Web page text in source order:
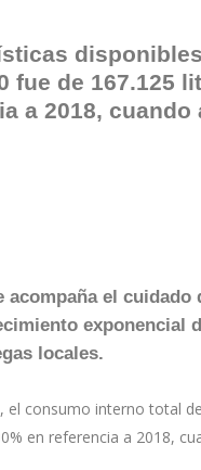
fue de 167.125
a 2018,
el
exponencial
locales.
consumo interno total
en referencia a 2018,